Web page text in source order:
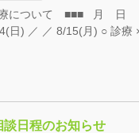
療について ■■■ 月
日) ／ ／ 8/15(月) ○ 診療
談日程のお知らせ